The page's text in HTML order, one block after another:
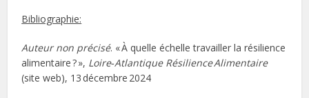
Bibliographie:
Auteur non précisé. « À quelle échelle travailler la résilience
alimentaire ? », Loire‑Atlantique Résilience Alimentaire
(site web), 13 décembre 2024